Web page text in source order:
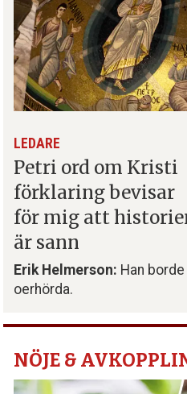
LEDARE
Petri ord om Kristi
förklaring bevisar
för mig att
är sann
Erik Helmerson: Han
oerhörda.
NÖJE &